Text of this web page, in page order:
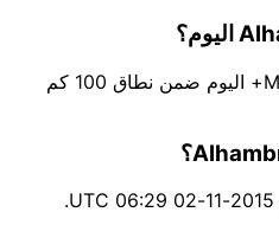
لم يتم رصد أي زلزال بقوة M4٫0+ اليوم ضمن نطاق 100 كم